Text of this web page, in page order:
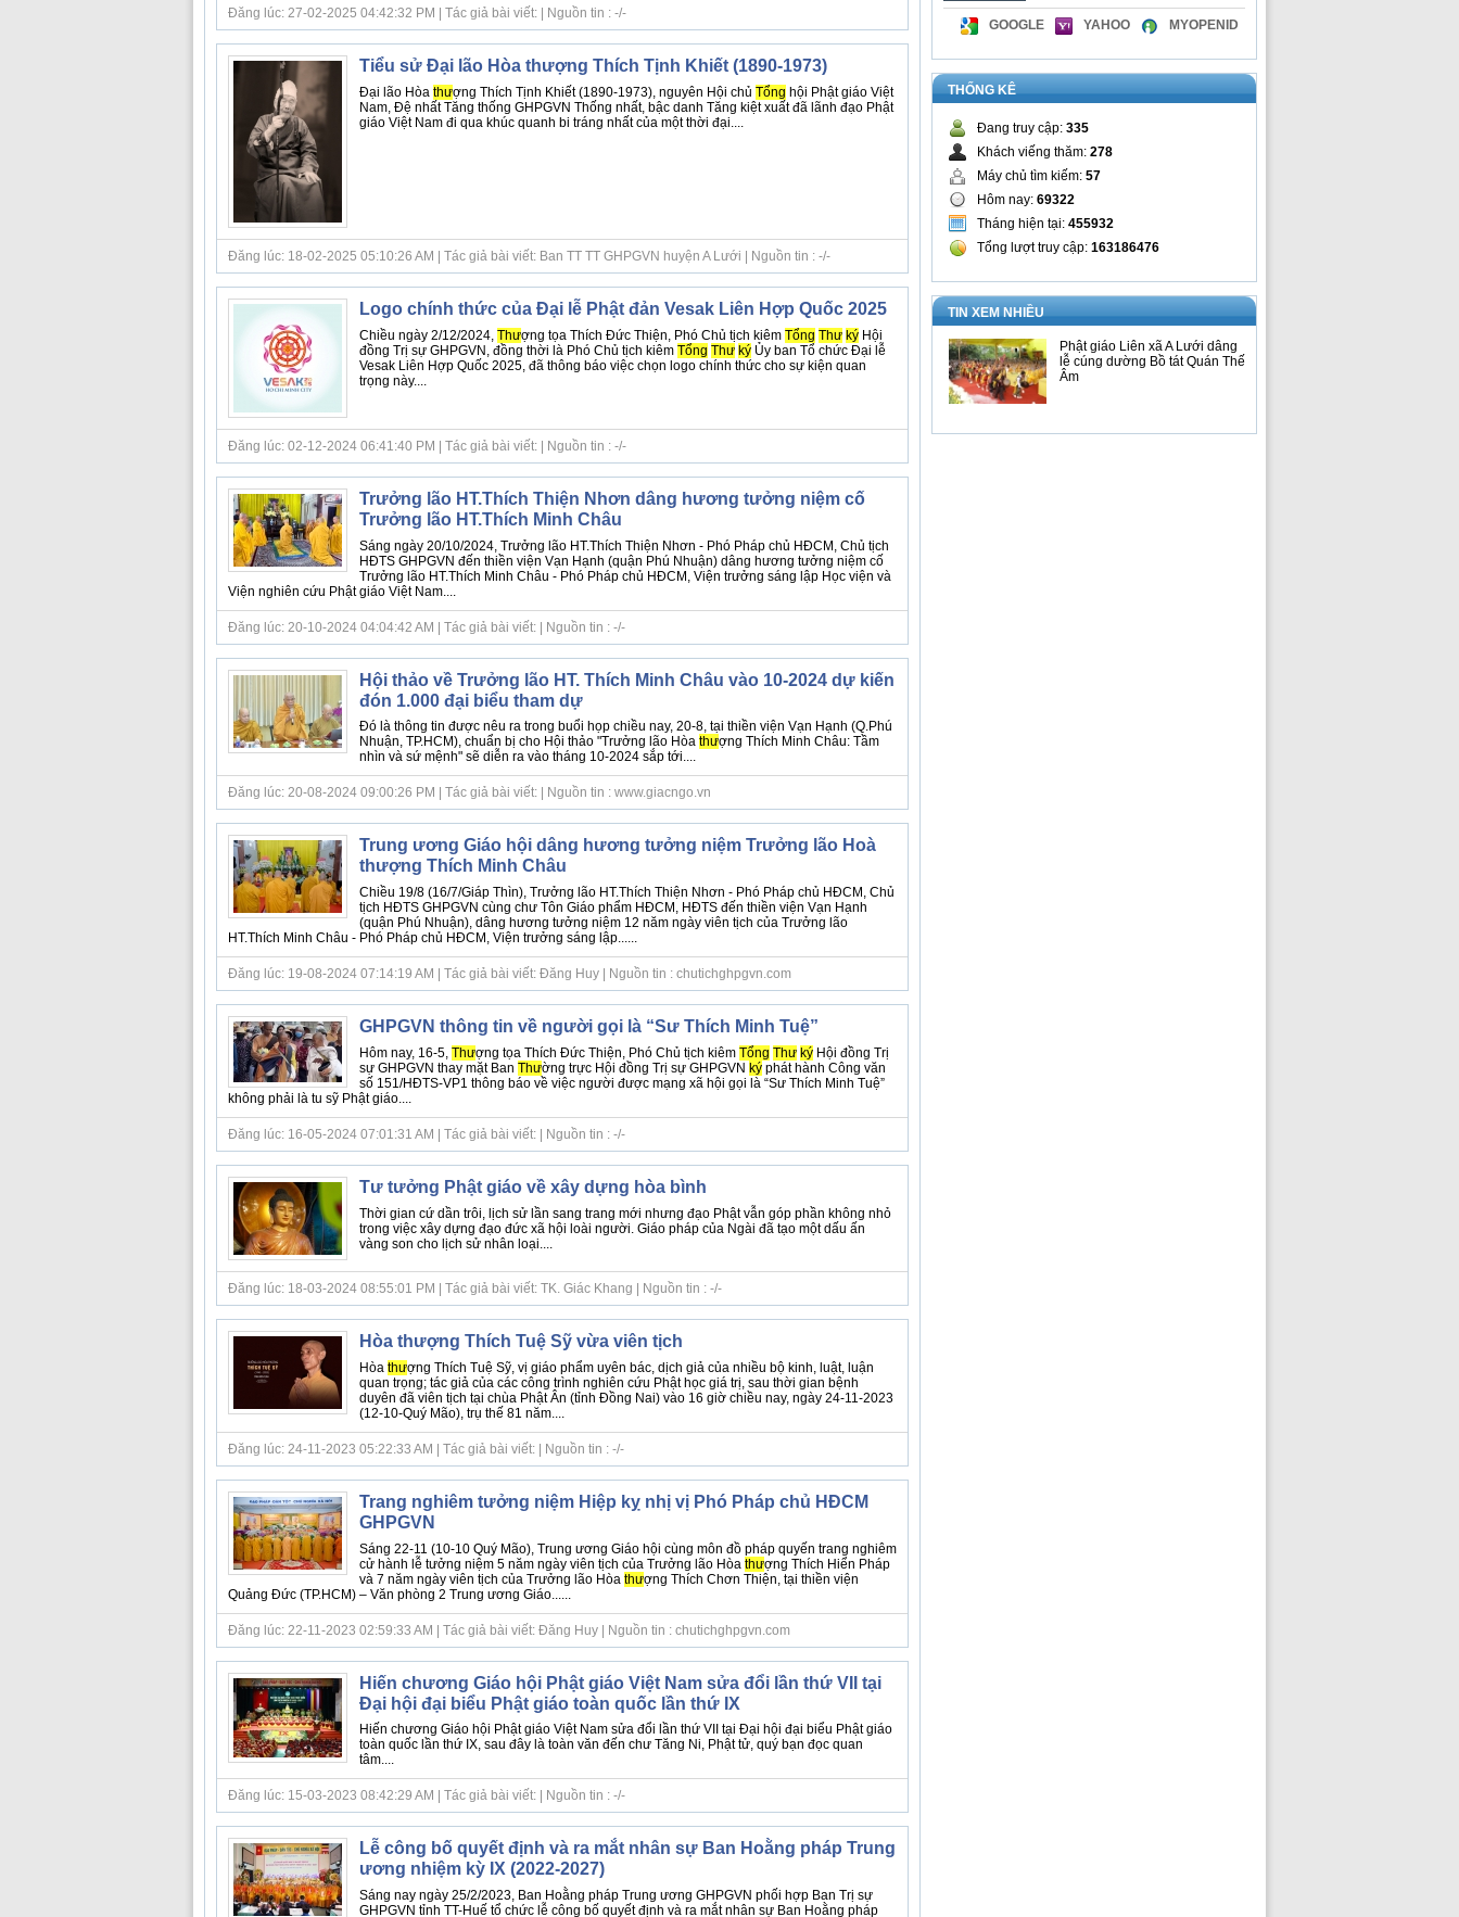
Đăng lúc: 27-02-2025 04:42:32 PM | Tác giả bài viết: | Nguồn tin : -/-
Tiểu sử Đại lão Hòa thượng Thích Tịnh Khiết (1890-1973)
Đại lão Hòa thượng Thích Tịnh Khiết (1890-1973), nguyên Hội chủ Tổng hội Phật giáo Việt
Nam, Đệ nhất Tăng thống GHPGVN Thống nhất, bậc danh Tăng kiệt xuất đã lãnh đạo Phật
giáo Việt Nam đi qua khúc quanh bi tráng nhất của một thời đại....
Đăng lúc: 18-02-2025 05:10:26 AM | Tác giả bài viết: Ban TT TT GHPGVN huyện A Lưới | Nguồn tin : -/-
Logo chính thức của Đại lễ Phật đản Vesak Liên Hợp Quốc 2025
Chiều ngày 2/12/2024, Thượng tọa Thích Đức Thiện, Phó Chủ tịch kiêm Tổng Thư kýHội
đồng Trị sự GHPGVN, đồng thời là Phó Chủ tịch kiêm Tổng Thư kýỦy ban Tổ chức Đại lễ
Vesak Liên Hợp Quốc 2025, đã thông báo việc chọn logo chính thức cho sự kiện quan
trọng này....
Đăng lúc: 02-12-2024 06:41:40 PM | Tác giả bài viết: | Nguồn tin : -/-
Trưởng lão HT.Thích Thiện Nhơn dâng hương tưởng niệm cố
Trưởng lão HT.Thích Minh Châu
Sáng ngày 20/10/2024, Trưởng lão HT.Thích Thiện Nhơn - Phó Pháp chủ HĐCM, Chủ tịch
HĐTS GHPGVN đến thiền viện Vạn Hạnh (quận Phú Nhuận) dâng hương tưởng niệm cố
Trưởng lão HT.Thích Minh Châu - Phó Pháp chủ HĐCM, Viện trưởng sáng lập Học viện và
Viện nghiên cứu Phật giáo Việt Nam....
Đăng lúc: 20-10-2024 04:04:42 AM | Tác giả bài viết: | Nguồn tin : -/-
Hội thảo về Trưởng lão HT. Thích Minh Châu vào 10-2024 dự kiến
đón 1.000 đại biểu tham dự
Đó là thông tin được nêu ra trong buổi họp chiều nay, 20-8, tại thiền viện Vạn Hạnh (Q.Phú
Nhuận, TP.HCM), chuẩn bị cho Hội thảo "Trưởng lão Hòa thượng Thích Minh Châu: Tầm
nhìn và sứ mệnh" sẽ diễn ra vào tháng 10-2024 sắp tới....
Đăng lúc: 20-08-2024 09:00:26 PM | Tác giả bài viết: | Nguồn tin : www.giacngo.vn
Trung ương Giáo hội dâng hương tưởng niệm Trưởng lão Hoà
thượng Thích Minh Châu
Chiều 19/8 (16/7/Giáp Thìn), Trưởng lão HT.Thích Thiện Nhơn - Phó Pháp chủ HĐCM, Chủ
tịch HĐTS GHPGVN cùng chư Tôn Giáo phẩm HĐCM, HĐTS đến thiền viện Vạn Hạnh
(quận Phú Nhuận), dâng hương tưởng niệm 12 năm ngày viên tịch của Trưởng lão
HT.Thích Minh Châu - Phó Pháp chủ HĐCM, Viện trưởng sáng lập......
Đăng lúc: 19-08-2024 07:14:19 AM | Tác giả bài viết: Đăng Huy | Nguồn tin : chutichghpgvn.com
GHPGVN thông tin về người gọi là “Sư Thích Minh Tuệ”
Hôm nay, 16-5, Thượng tọa Thích Đức Thiện, Phó Chủ tịch kiêm Tổng Thư kýHội đồng Trị
sự GHPGVN thay mặt Ban Thường trực Hội đồng Trị sự GHPGVN kýphát hành Công văn
số 151/HĐTS-VP1 thông báo về việc người được mạng xã hội gọi là “Sư Thích Minh Tuệ”
không phải là tu sỹ Phật giáo....
Đăng lúc: 16-05-2024 07:01:31 AM | Tác giả bài viết: | Nguồn tin : -/-
Tư tưởng Phật giáo về xây dựng hòa bình
Thời gian cứ dần trôi, lịch sử lần sang trang mới nhưng đạo Phật vẫn góp phần không nhỏ
trong việc xây dựng đạo đức xã hội loài người. Giáo pháp của Ngài đã tạo một dấu ấn
vàng son cho lịch sử nhân loại....
Đăng lúc: 18-03-2024 08:55:01 PM | Tác giả bài viết: TK. Giác Khang | Nguồn tin : -/-
Hòa thượng Thích Tuệ Sỹ vừa viên tịch
Hòa thượng Thích Tuệ Sỹ, vị giáo phẩm uyên bác, dịch giả của nhiều bộ kinh, luật, luận
quan trọng; tác giả của các công trình nghiên cứu Phật học giá trị, sau thời gian bệnh
duyên đã viên tịch tại chùa Phật Ân (tỉnh Đồng Nai) vào 16 giờ chiều nay, ngày 24-11-2023
(12-10-Quý Mão), trụ thế 81 năm....
Đăng lúc: 24-11-2023 05:22:33 AM | Tác giả bài viết: | Nguồn tin : -/-
Trang nghiêm tưởng niệm Hiệp kỵ nhị vị Phó Pháp chủ HĐCM
GHPGVN
Sáng 22-11 (10-10 Quý Mão), Trung ương Giáo hội cùng môn đồ pháp quyến trang nghiêm
cử hành lễ tưởng niệm 5 năm ngày viên tịch của Trưởng lão Hòa thượng Thích Hiển Pháp
và 7 năm ngày viên tịch của Trưởng lão Hòa thượng Thích Chơn Thiện, tại thiền viện
Quảng Đức (TP.HCM) – Văn phòng 2 Trung ương Giáo......
Đăng lúc: 22-11-2023 02:59:33 AM | Tác giả bài viết: Đăng Huy | Nguồn tin : chutichghpgvn.com
Hiến chương Giáo hội Phật giáo Việt Nam sửa đổi lần thứ VII tại
Đại hội đại biểu Phật giáo toàn quốc lần thứ IX
Hiến chương Giáo hội Phật giáo Việt Nam sửa đổi lần thứ VII tại Đại hội đại biểu Phật giáo
toàn quốc lần thứ IX, sau đây là toàn văn đến chư Tăng Ni, Phật tử, quý bạn đọc quan
tâm....
Đăng lúc: 15-03-2023 08:42:29 AM | Tác giả bài viết: | Nguồn tin : -/-
Lễ công bố quyết định và ra mắt nhân sự Ban Hoằng pháp Trung
ương nhiệm kỳ IX (2022-2027)
Sáng nay ngày 25/2/2023, Ban Hoằng pháp Trung ương GHPGVN phối hợp Ban Trị sự
GHPGVN tỉnh TT-Huế tổ chức lễ công bố quyết định và ra mắt nhân sự Ban Hoằng pháp
GOOGLE YAHOO MYOPENID
THỐNG KÊ
Đang truy cập: 335
Khách viếng thăm: 278
Máy chủ tìm kiếm: 57
Hôm nay: 69322
Tháng hiện tại: 455932
Tổng lượt truy cập: 163186476
TIN XEM NHIỀU
Phật giáo Liên xã A Lưới dâng
lễ cúng dường Bồ tát Quán Thế
Âm